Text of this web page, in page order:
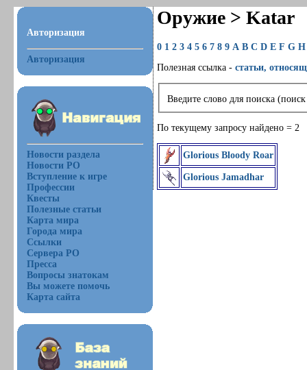
Авторизация
Авторизация
Новости раздела
Новости РО
Вступление к игре
Профессии
Квесты
Полезные статьи
Карта мира
Города мира
Ссылки
Сервера РО
Пресса
Вопросы знатокам
Вы можете помочь
Карта сайта
Оружие > Katar
0 1 2 3 4 5 6 7 8 9 A B C D E F G H
Полезная ссылка -статьи,
Введите слово для поиска
По текущему запросу найдено = 2
Glorious Bloody Roar
Glorious Jamadhar